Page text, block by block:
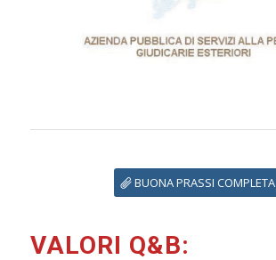
BUONA PRASSI COMPLETA
VALORI Q&B: